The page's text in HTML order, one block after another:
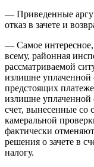
— Приведенные
отказ в зачете и
— Самое интересное,
всему, районная
рассматриваемой
излишне уплаченной
предстоящих
излишне
счет, вынесенные со
камеральной
фактически
решения о зачете в
налогу.